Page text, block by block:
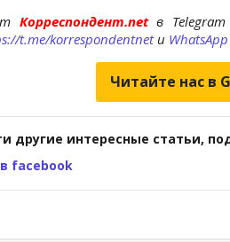
Корреспондент.netв
t.me/korrespondentnetи WhatsApp
Читайте нас в
другие интересные статьи,
facebook